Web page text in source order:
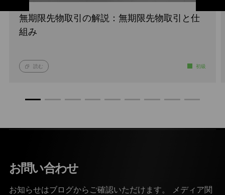
無期限先物取引の解説：無期限先物取引と仕
組み
読む 初級
お問い合わせ
お知らせはブログからご確認いただけます。 メディア関